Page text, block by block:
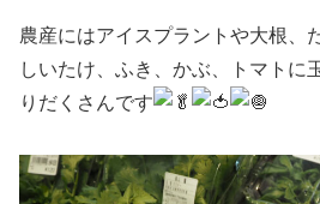
農産にはアイスプラントや大根、
しいたけ、ふき、かぶ、トマトに
りだくさんです